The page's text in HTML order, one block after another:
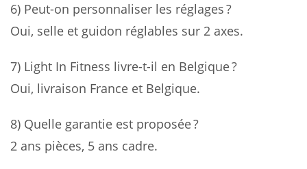
6) Peut-on personnaliser les réglages ?
Oui, selle et guidon réglables sur 2 axes.
7) Light In Fitness livre-t-il en Belgique ?
Oui, livraison France et Belgique.
8) Quelle garantie est proposée ?
2 ans pièces, 5 ans cadre.